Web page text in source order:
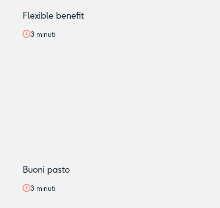
Flexible benefit
3minuti
Buoni pasto
3minuti